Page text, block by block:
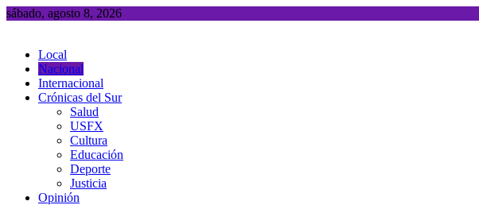
Saltar
sábado, agosto 8, 2026
Local
Nacional
Internacional
Crónicas del Sur
Salud
USFX
Cultura
Educación
Deporte
Justicia
Opinión